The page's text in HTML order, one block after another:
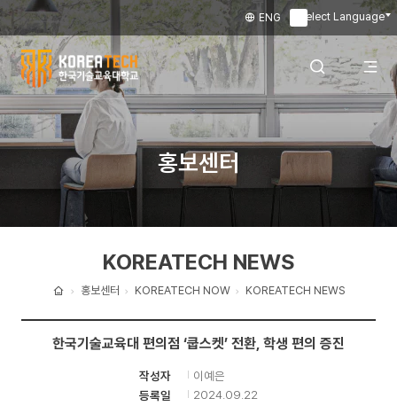
Select Language
ENG
한
국
교
학
전
뉴
홍보센터
홈
홍보센터 KOREATECH NOW KOREATECH NEWS
KOREATECH NEWS
한국기술교육대 편의점 ‘쿱스켓’ 전환, 학생 편의 증진
작성자
이예은
등록일
2024.09.22